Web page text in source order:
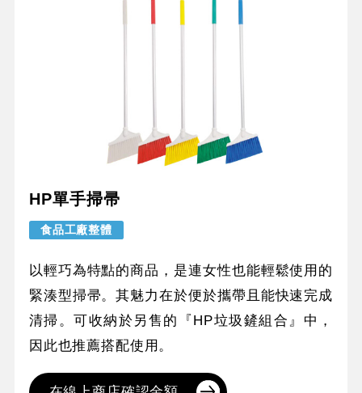
HP單手掃帚
食品工廠整體
以輕巧為特點的商品，是連女性也能輕鬆使用的
緊湊型掃帚。其魅力在於便於攜帶且能快速完成
清掃。可收納於另售的『HP垃圾鏟組合』中，
因此也推薦搭配使用。